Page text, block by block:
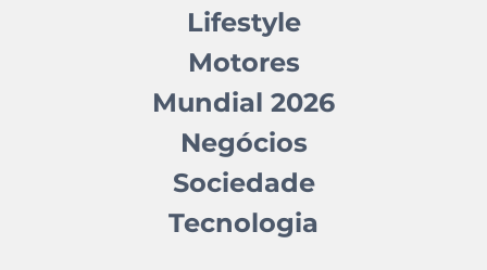
Lifestyle
Motores
Mundial 2026
Negócios
Sociedade
Tecnologia